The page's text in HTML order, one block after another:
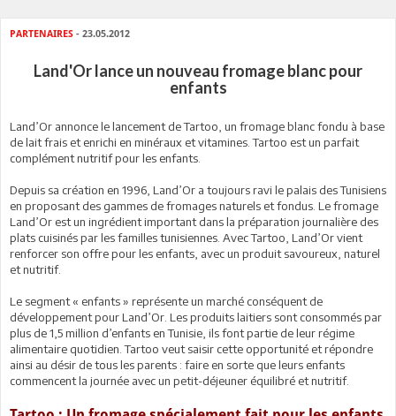
PARTENAIRES - 23.05.2012
Land'Or lance un nouveau fromage blanc pour
enfants
Land’Or annonce le lancement de Tartoo, un fromage blanc fondu à base
de lait frais et enrichi en minéraux et vitamines. Tartoo est un parfait
complément nutritif pour les enfants.
Depuis sa création en 1996, Land’Or a toujours ravi le palais des Tunisiens
en proposant des gammes de fromages naturels et fondus. Le fromage
Land’Or est un ingrédient important dans la préparation journalière des
plats cuisinés par les familles tunisiennes. Avec Tartoo, Land’Or vient
renforcer son offre pour les enfants, avec un produit savoureux, naturel
et nutritif.
Le segment « enfants » représente un marché conséquent de
développement pour Land’Or. Les produits laitiers sont consommés par
plus de 1,5 million d’enfants en Tunisie, ils font partie de leur régime
alimentaire quotidien. Tartoo veut saisir cette opportunité et répondre
ainsi au désir de tous les parents : faire en sorte que leurs enfants
commencent la journée avec un petit-déjeuner équilibré et nutritif.